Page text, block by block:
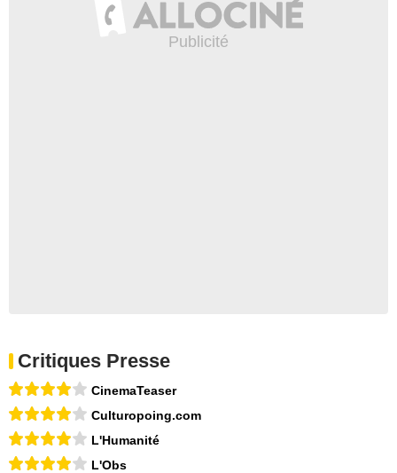
Critiques Presse
CinemaTeaser
Culturopoing.com
L'Humanité
L'Obs